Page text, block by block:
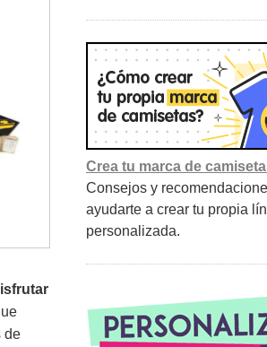
de
Crea tu marca de
Consejos y
ayudarte a crear tu propia
personalizada.